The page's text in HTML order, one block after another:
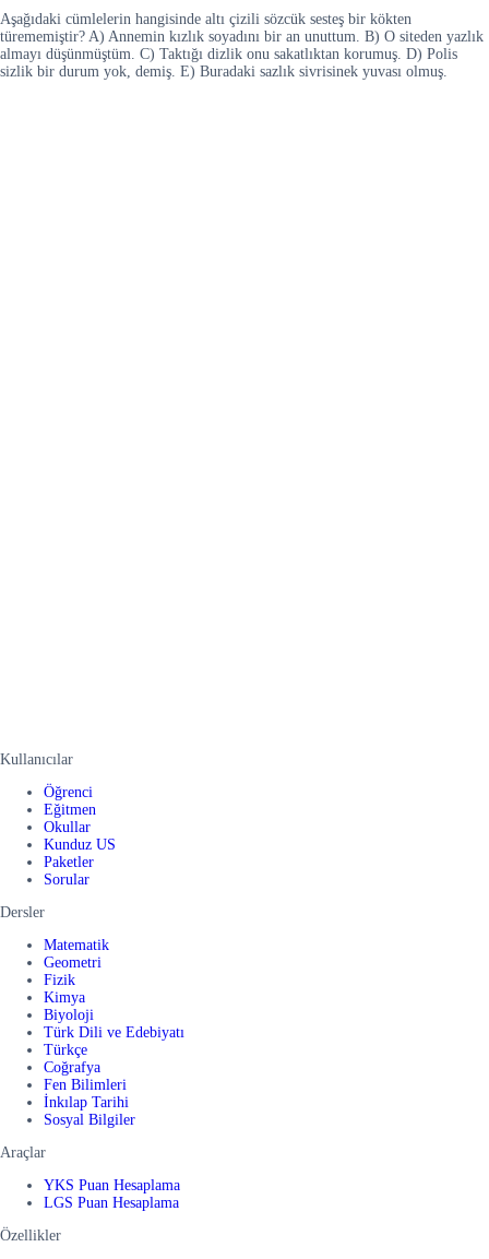
Aşağıdaki cümlelerin hangisinde altı çizili sözcük sesteş bir kökten
türememiştir? A) Annemin kızlık soyadını bir an unuttum. B) O siteden yazlık
almayı düşünmüştüm. C) Taktığı dizlik onu sakatlıktan korumuş. D) Polis
sizlik bir durum yok, demiş. E) Buradaki sazlık sivrisinek yuvası olmuş.
Kullanıcılar
Öğrenci
Eğitmen
Okullar
Kunduz US
Paketler
Sorular
Dersler
Matematik
Geometri
Fizik
Kimya
Biyoloji
Türk Dili ve Edebiyatı
Türkçe
Coğrafya
Fen Bilimleri
İnkılap Tarihi
Sosyal Bilgiler
Araçlar
YKS Puan Hesaplama
LGS Puan Hesaplama
Özellikler